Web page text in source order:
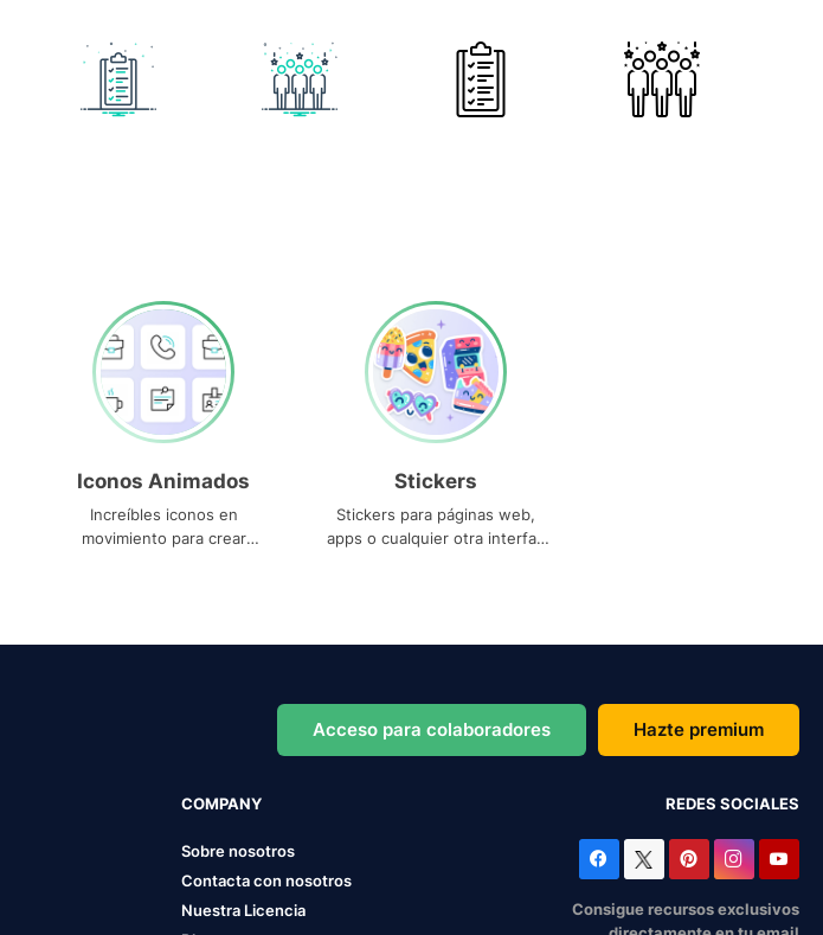
Iconos Animados
Increíbles iconos en
movimiento para crear
Stickers
Stickers para páginas web,
apps o cualquier otra interfaz
Acceso para colaboradores Hazte premium
COMPANY
Sobre nosotros
Contacta con nosotros
Nuestra Licencia
REDES SOCIALES
Consigue recursos exclusivos